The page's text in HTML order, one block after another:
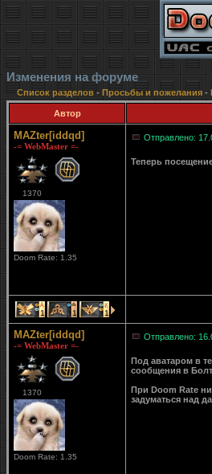
Изменения на форуме
Список разделов- Просьбы и пожелания -
Автор
MAZter[iddqd]
-= WebMaster =-
1370
Doom Rate: 1.35
Отправлено:
Теперь
1 1 1
MAZter[iddqd]
-= WebMaster =-
1370
Doom Rate: 1.35
Отправлено:
Под аватаром в
сообщения в
При Doom Rate
задуматься над